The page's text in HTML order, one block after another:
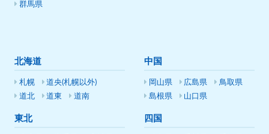
群馬県
北海道
札幌
道央(札幌以外)
道北
道東 道南
東北
中国
岡山県 広島県
鳥取県
島根県
山口県
四国